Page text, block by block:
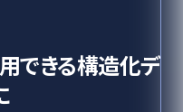
できる構造化デ